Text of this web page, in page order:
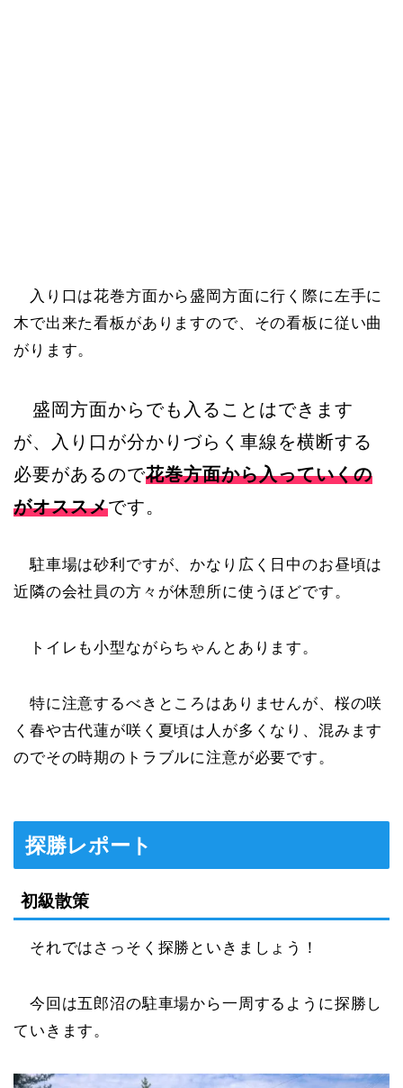
入り口は花巻方面から盛岡方面に行く際に左手に
木で出来た看板がありますので、その看板に従い曲
がります。
盛岡方面からでも入ることはできます
が、入り口が分かりづらく車線を横断する
必要があるので花巻方面から入っていくの
がオススメです。
駐車場は砂利ですが、かなり広く日中のお昼頃は
近隣の会社員の方々が休憩所に使うほどです。
トイレも小型ながらちゃんとあります。
特に注意するべきところはありませんが、桜の咲
く春や古代蓮が咲く夏頃は人が多くなり、混みます
のでその時期のトラブルに注意が必要です。
探勝レポート
初級散策
それではさっそく探勝といきましょう！
今回は五郎沼の駐車場から一周するように探勝し
ていきます。